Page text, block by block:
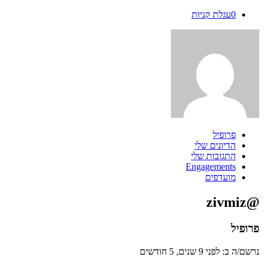
0עגלת קניות
פרופיל
הדיונים שלי
התגובות שלי
Engagements
מועדפים
@zivmiz
פרופיל
נרשם/ה ב: לפני 9 שנים, 5 חודשים